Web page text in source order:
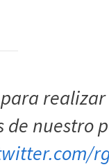
para
nuestro